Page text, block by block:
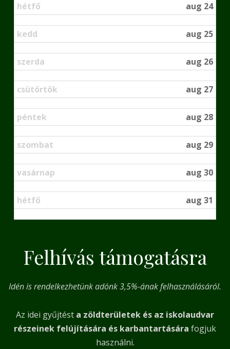
hétfő aug 24
kedd aug 25
szerda aug 26
csütörtök aug 27
péntek aug 28
szombat aug 29
vasárnap aug 30
hétfő aug 31
Felhívás támogatásra
Idén is rendelkezhetünk adónk 3,5%-ának felhasználásáról.
Az idei gyűjtést a zöldterületek és az iskolaudvar
részeinek felújítására és karbantartására fogjuk
használni.